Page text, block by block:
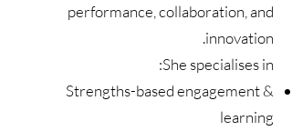
performance, collaboration, and
innovation.
She specialises in:
Strengths-based engagement &
learning